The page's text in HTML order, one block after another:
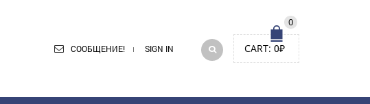
0
CART: 0₽
СООБЩЕНИЕ! SIGN IN